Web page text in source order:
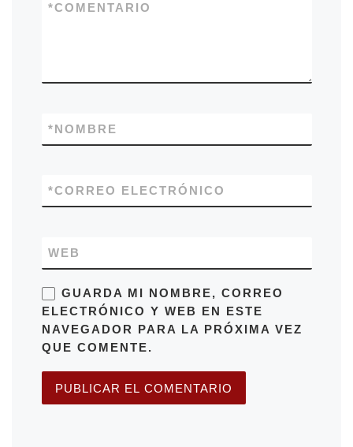
COMENTARIO
*
NOMBRE
*
CORREO ELECTRÓNICO
*
WEB
GUARDA MI NOMBRE, CORREO
ELECTRÓNICO Y WEB EN ESTE
NAVEGADOR PARA LA PRÓXIMA VEZ
QUE COMENTE.